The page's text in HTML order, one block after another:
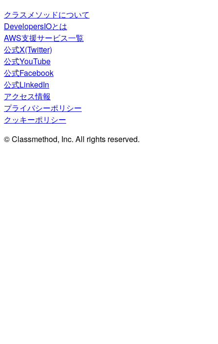
クラスメソッドについて
DevelopersIOとは
AWS支援サービス一覧
公式X(Twitter)
公式YouTube
公式Facebook
公式LinkedIn
アクセス情報
プライバシーポリシー
クッキーポリシー
© Classmethod, Inc. All rights reserved.